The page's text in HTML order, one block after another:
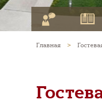
Главная >